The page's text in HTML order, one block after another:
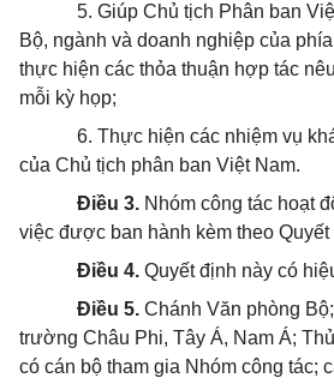
5. Giúp Chủ tịch Phân ban
Bộ, ngành và doanh nghiệp của
thực hiện các thỏa thuận hợp tác
mỗi kỳ họp;
6. Thực hiện các nhiệm vụ
của Chủ tịch phân ban Việt Nam.
Điều 3. Nhóm công tác hoạt
việc được ban hành kèm theo Quyết
Điều 4. Quyết định này có
Điều 5. Chánh Văn phòng
trường Châu Phi, Tây Á, Nam Á;
có cán bộ tham gia Nhóm công tác;